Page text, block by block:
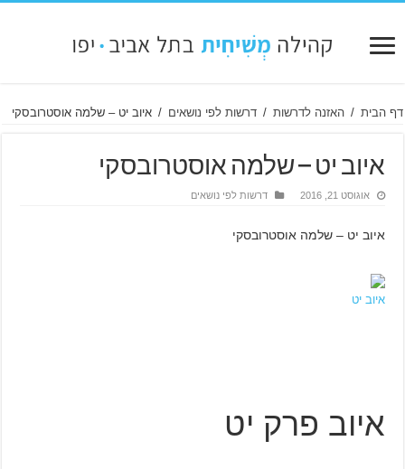
דף הבית / האזנה לדרשות / דרשות לפי נושאים / איוב יט – שלמה אוסטרובסקי
איוב יט – שלמה אוסטרובסקי
אוגוסט 21, 2016 דרשות לפי נושאים
איוב יט – שלמה אוסטרובסקי
איוב יט
איוב פרק יט